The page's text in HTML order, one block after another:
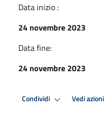
Data inizio :
24 novembre 2023
Data fine:
24 novembre 2023
Condividi Vedi azioni